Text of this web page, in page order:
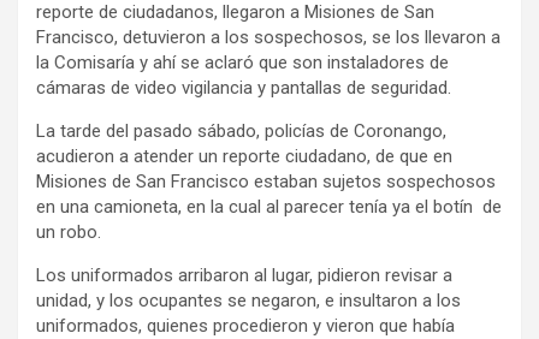
reporte de ciudadanos, llegaron a Misiones de San
Francisco, detuvieron a los sospechosos, se los llevaron a
la Comisaría y ahí se aclaró que son instaladores de
cámaras de video vigilancia y pantallas de seguridad.
La tarde del pasado sábado, policías de Coronango,
acudieron a atender un reporte ciudadano, de que en
Misiones de San Francisco estaban sujetos sospechosos
en una camioneta, en la cual al parecer tenía ya el botín de
un robo.
Los uniformados arribaron al lugar, pidieron revisar a
unidad, y los ocupantes se negaron, e insultaron a los
uniformados, quienes procedieron y vieron que había